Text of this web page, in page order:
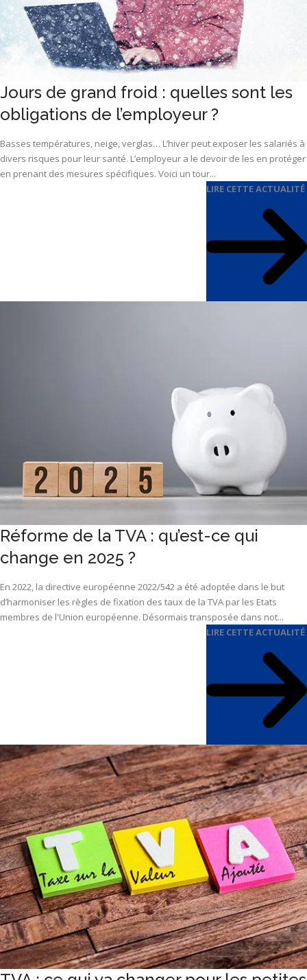
Jours de grand froid : quelles sont les
obligations de l’employeur ?
Basses températures, neige, verglas… L’hiver peut exposer les salariés à
divers risques pour leur santé. L’employeur a le devoir de les en protéger
en prenant des mesures spécifiques. Voici un tour...
LIRE CETTE ACTUALITÉ
Réforme de la TVA : qu’est-ce qui
change en 2025 ?
En 2022, la directive européenne 2022/542 a été adoptée dans le but
d’harmoniser les règles de fixation des taux de la TVA par les Etats
membres de l'Union européenne. Désormais transposée dans not...
LIRE CETTE ACTUALITÉ